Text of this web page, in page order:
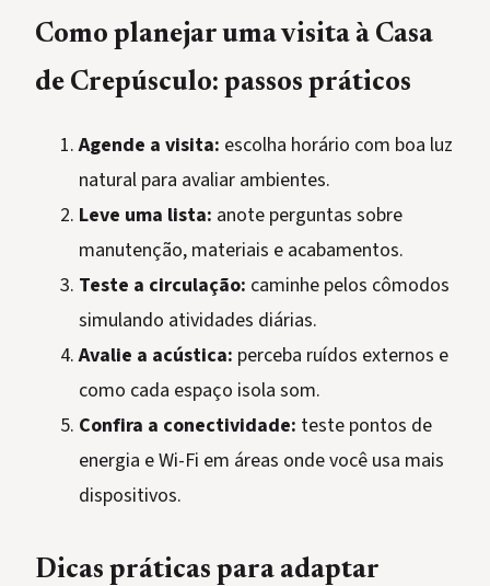
Como planejar uma visita à Casa
de Crepúsculo: passos práticos
Agende a visita: escolha horário com boa luz
natural para avaliar ambientes.
Leve uma lista: anote perguntas sobre
manutenção, materiais e acabamentos.
Teste a circulação: caminhe pelos cômodos
simulando atividades diárias.
Avalie a acústica: perceba ruídos externos e
como cada espaço isola som.
Confira a conectividade: teste pontos de
energia e Wi-Fi em áreas onde você usa mais
dispositivos.
Dicas práticas para adaptar